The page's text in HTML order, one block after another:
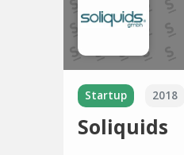
Startup 2018
Soliquids